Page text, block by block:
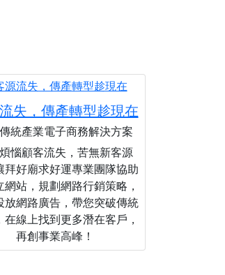
失，傳產轉型趁現在
統產業電子商務解決方案
惱顧客流失，苦無新客源
拜好廟求好運專業團隊協助
網站，規劃網路行銷策略，
放網路廣告，帶您突破傳統
在線上找到更多潛在客戶，
再創事業高峰！